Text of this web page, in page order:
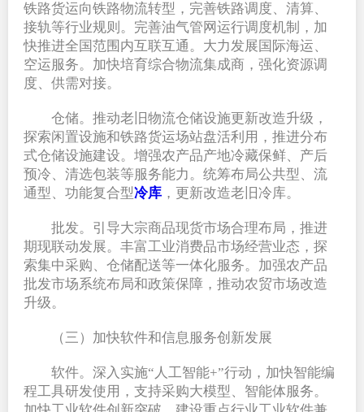
铁路货运向铁路物流转型，完善铁路调度、清算、
接轨等行业规则。完善油气管网运行调度机制，加
快推进全国范围内互联互通。大力发展国际海运、
空运服务。加快培育综合物流集成商，强化资源调
度、供需对接。
仓储。推动老旧物流仓储设施更新改造升级，
探索闲置设施和铁路货运场站盘活利用，推进分布
式仓储设施建设。增强农产品产地冷藏保鲜、产后
预冷、清选包装等服务能力。统筹布局公共型、流
通型、功能复合型冷库，更新改造老旧冷库。
批发。引导大宗商品现货市场合理布局，推进
期现联动发展。丰富工业消费品市场经营业态，探
索集中采购、仓储配送等一体化服务。加强农产品
批发市场系统布局和政策保障，推动农贸市场改造
升级。
（三）加快软件和信息服务创新发展
软件。深入实施“人工智能+”行动，加快智能编
程工具研发使用，支持采购大模型、智能体服务。